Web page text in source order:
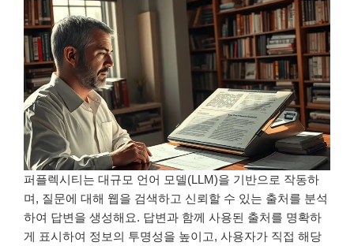
퍼플렉시티는 대규모 언어 모델(LLM)을 기반으로 작동하
며, 질문에 대해 웹을 검색하고 신뢰할 수 있는 출처를 분석
하여 답변을 생성해요. 답변과 함께 사용된 출처를 명확하
게 표시하여 정보의 투명성을 높이고, 사용자가 직접 해당